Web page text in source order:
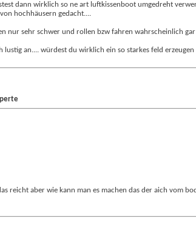
dann wirklich so ne art luftkissenboot umgedreht
hochhäusern gedacht....
nur sehr schwer und rollen bzw fahren wahrscheinlich
lustig an.... würdest du wirklich ein so starkes feld
reicht aber wie kann man es machen das der aich vom